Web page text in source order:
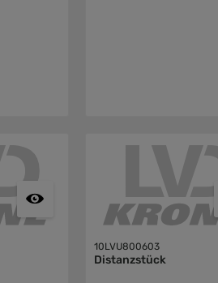
10LVU800603
Distanzstück